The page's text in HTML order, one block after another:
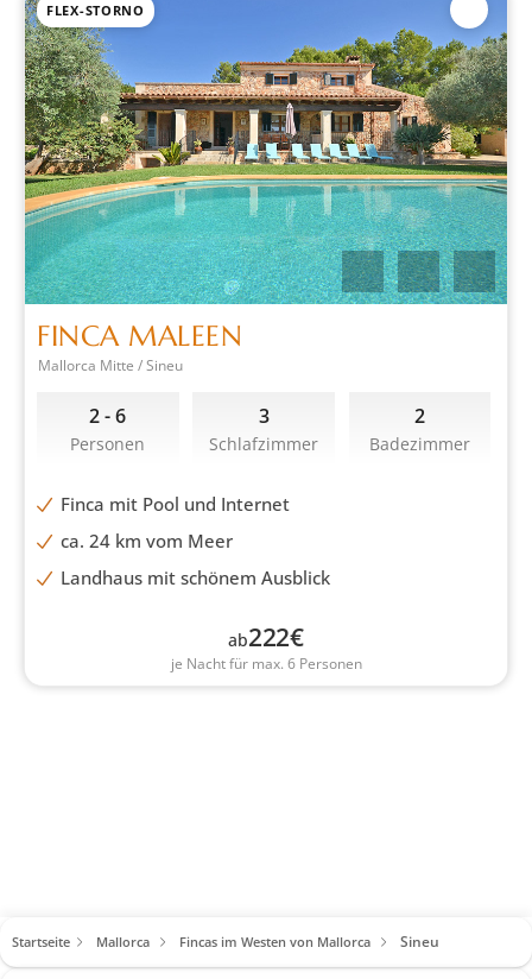
FLEX-STORNO
FINCA MALEEN
Mallorca Mitte / Sineu
2 - 6
Personen
3
Schlafzimmer
2
Badezimmer
Finca mit Pool und Internet
ca. 24 km vom Meer
Landhaus mit schönem Ausblick
ab222€
je Nacht für max. 6 Personen
Startseite Mallorca Fincas im Westen von Mallorca Sineu